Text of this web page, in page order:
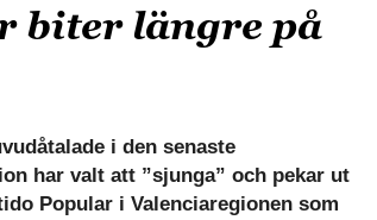
biter längre på
i den senaste
har valt att ”sjunga” och pekar ut
Popular i Valenciaregionen som